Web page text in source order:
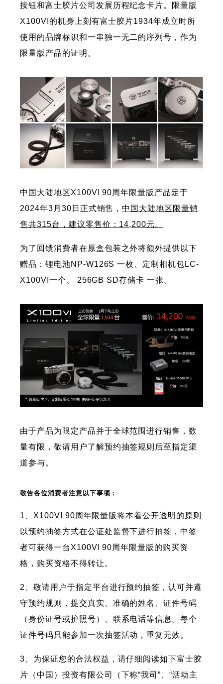
按钮和富士胶片公司发展历程纪念卡片。限量版
X100VI的机身上刻有富士胶片1934年成立时所
使用的品牌标识和一串独一无二的序列号，作为
限量版产品的证明。
中国大陆地区X100VI 90周年限量版产品定于
2024年3月30日正式销售，中国大陆地区限量销
售共315台，建议零售价：14,200元。
为了回馈消费者在原盒包装之外将额外提供以下
赠品：锂电池NP-W126S 一枚、定制相机包LC-
X100VI一个、 256GB SD存储卡 一张。
由于产品为限定产品并于全球范围进行销售，数
量有限，敬请用户了解预约抽签规则后至指定渠
道参与。
敬告各位消费者注意以下事项：
1、X100VI 90周年限量版将本着公开透明的原则
以预约抽签方式在公证处监督下进行抽签，中签
者可获得一台X100VI 90周年限量版的购买资
格，购买资格不得转让。
2、敬请用户于指定平台进行预约抽签，认可并遵
守预约规则，提交真实、准确的姓名、证件号码
（身份证号或护照号）、联系电话等信息。每个
证件号码只能参加一次抽签活动，重复无效。
3、为保证您的合法权益，请仔细阅读如下富士胶
片（中国）投资有限公司（下称“我司”、“活动主